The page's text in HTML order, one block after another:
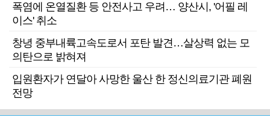
폭염에 온열질환 등 안전사고 우려… 양산시, '어필 레
이스' 취소
창녕 중부내륙고속도로서 포탄 발견…살상력 없는 모
의탄으로 밝혀져
입원환자가 연달아 사망한 울산 한 정신의료기관 폐원
전망